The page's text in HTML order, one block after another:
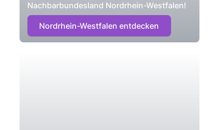
Nachbarbundesland Nordrhein-Westfalen!
Nordrhein-Westfalen entdecken